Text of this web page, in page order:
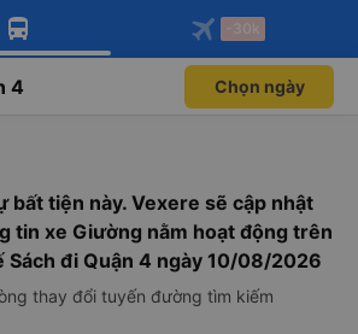
app Vexere ngay!
ưu đãi thành viên độc
Mở app
app Vexere
ghế khi đặt vé máy bay qua
Mở app
-30k
4 Chọn ngày
bất tiện này. Vexere sẽ cập nhật
tin xe Giường nằm hoạt động trên
Sách đi Quận 4 ngày 10/08/2026
thay đổi tuyến đường tìm kiếm